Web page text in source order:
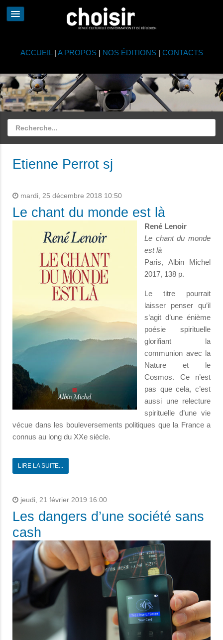
ACCUEIL | A PROPOS| NOS ÉDITIONS| CONTACTS
Etienne Perrot sj
mardi, 25 décembre 2018 10:50
Le chant du monde est là
René Lenoir
Le chant du monde
est là
Paris, Albin Michel
2017, 138 p.
Le titre pourrait
laisser penser qu’il
s’agit d’une énième
poésie spirituelle
glorifiant la
communion avec la
Nature et le
Cosmos. Ce n’est
pas que cela, c’est
aussi une relecture
spirituelle d’une vie
vécue dans les bouleversements politiques que la France a
connus au long du XXe siècle.
LIRE LA SUITE...
jeudi, 21 février 2019 16:00
Les dangers d’une société sans
cash